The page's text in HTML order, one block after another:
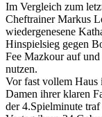
Im Vergleich zum
Cheftrainer Markus
wiedergenesene
Hinspielsieg gegen
Fee Mazkourauf
nutzen.
Vor fast vollem
Damen ihrer klaren
der 4.Spielminute